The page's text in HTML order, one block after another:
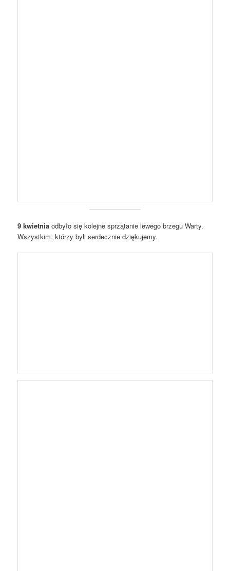
9 kwietnia odbyło się kolejne sprzątanie lewego brzegu Warty.
Wszystkim, którzy byli serdecznie dziękujemy.